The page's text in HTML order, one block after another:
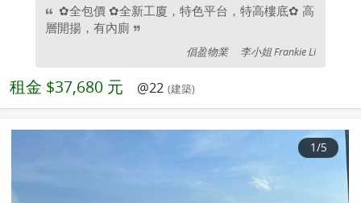
✿全包價 ✿全新工廈，特色平台，特高樓底✿ 高
層開揚，有內廁
倡盈物業 李小姐 Frankie Li
租金 $37,680 元 @22 (建築)
1/5